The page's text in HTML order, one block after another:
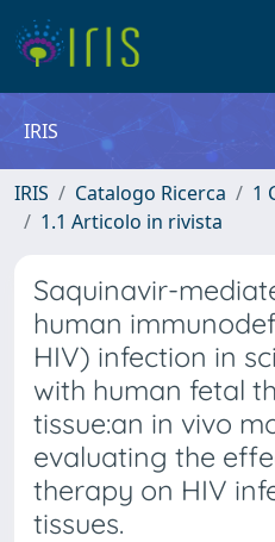
IRIS
IRIS Catalogo Ricerca
1
1.1 Articolo in rivista
Saquinavir-
human
HIV) infection in
with human fetal
tissue:an in vivo
evaluating the
therapy on HIV
tissues.